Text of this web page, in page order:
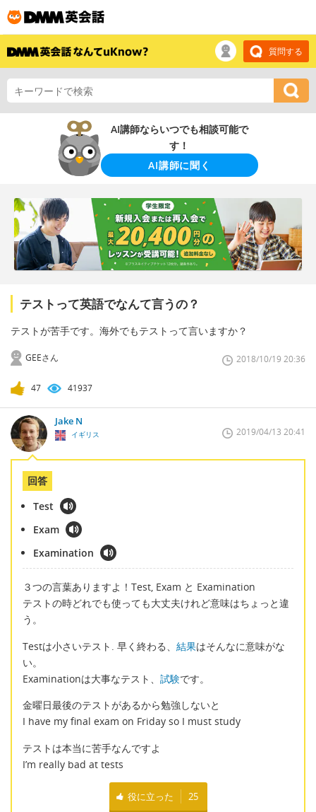
質問する
AI講師ならいつでも相談可能で
す！
AI講師に聞く
テストって英語でなんて言うの？
テストが苦手です。海外でもテストって言いますか？
GEEさん 2018/10/19 20:36
47 41937
Jake N
イギリス 2019/04/13 20:41
回答
Test
Exam
Examination
３つの言葉ありますよ！Test, Exam と Examination
テストの時どれでも使っても大丈夫けれど意味はちょっと違
う。
Testは小さいテスト. 早く終わる、 結果はそんなに意味がな
い。
Examinationは大事なテスト、 試験です。
金曜日最後のテストがあるから勉強しないと
I have my final exam on Friday so I must study
テストは本当に苦手なんですよ
I’m really bad at tests
役に立った 25